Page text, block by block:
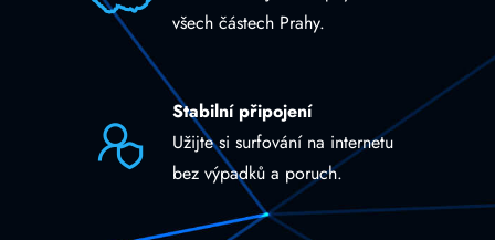
všech částech Prahy.
Stabilní připojení
Užijte si surfování na internetu
bez výpadků a poruch.